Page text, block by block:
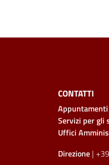
CONTATTI
Servizi per gli
Uffici
Direzione|